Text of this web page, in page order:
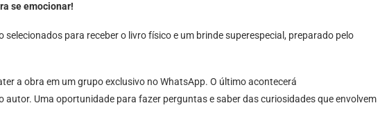
se emocionar!
selecionados para receber o livro físico e um brinde superespecial, preparado pelo
a obra em um grupo exclusivo no WhatsApp. O último acontecerá
autor. Uma oportunidade para fazer perguntas e saber das curiosidades que envolvem